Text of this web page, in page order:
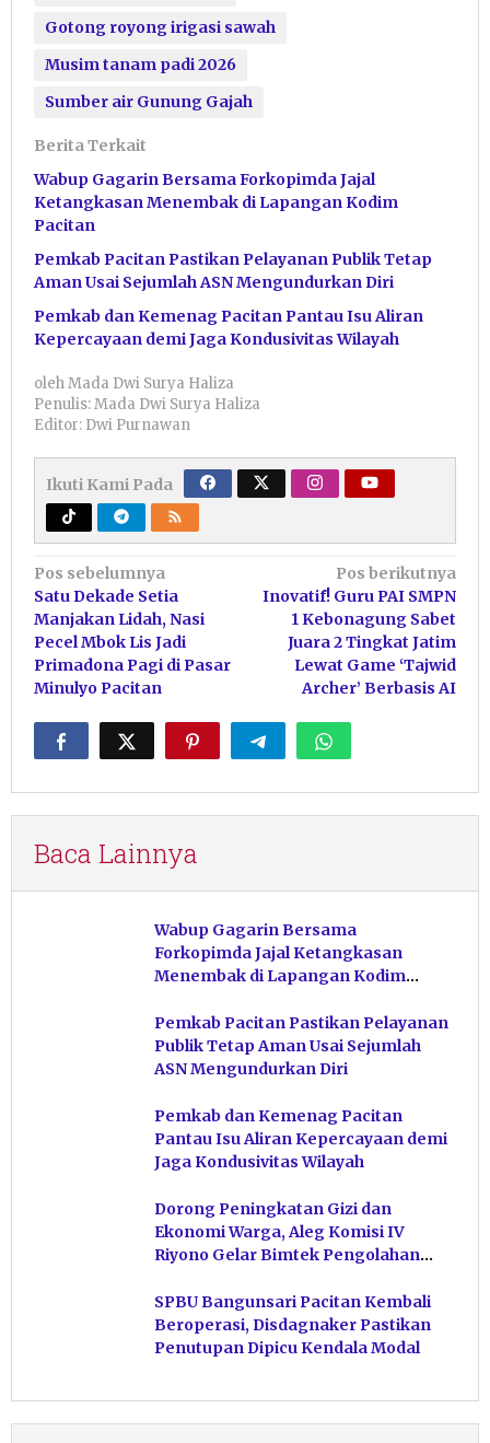
Gotong royong irigasi sawah
Musim tanam padi 2026
Sumber air Gunung Gajah
Berita Terkait
Wabup Gagarin Bersama Forkopimda Jajal
Ketangkasan Menembak di Lapangan Kodim
Pacitan
Pemkab Pacitan Pastikan Pelayanan Publik Tetap
Aman Usai Sejumlah ASN Mengundurkan Diri
Pemkab dan Kemenag Pacitan Pantau Isu Aliran
Kepercayaan demi Jaga Kondusivitas Wilayah
olehMada Dwi Surya Haliza
Penulis: Mada Dwi Surya Haliza
Editor: Dwi Purnawan
Ikuti Kami Pada
Navigasi
pos
Pos sebelumnya
Satu Dekade Setia
Manjakan Lidah, Nasi
Pecel Mbok Lis Jadi
Primadona Pagi di Pasar
Minulyo Pacitan
Pos berikutnya
Inovatif! Guru PAI SMPN
1 Kebonagung Sabet
Juara 2 Tingkat Jatim
Lewat Game ‘Tajwid
Archer’ Berbasis AI
Baca Lainnya
Wabup Gagarin Bersama
Forkopimda Jajal Ketangkasan
Menembak di Lapangan Kodim
Pemkab Pacitan Pastikan Pelayanan
Publik Tetap Aman Usai Sejumlah
ASN Mengundurkan Diri
Pemkab dan Kemenag Pacitan
Pantau Isu Aliran Kepercayaan demi
Jaga Kondusivitas Wilayah
Dorong Peningkatan Gizi dan
Ekonomi Warga, Aleg Komisi IV
Riyono Gelar Bimtek Pengolahan
SPBU Bangunsari Pacitan Kembali
Beroperasi, Disdagnaker Pastikan
Penutupan Dipicu Kendala Modal